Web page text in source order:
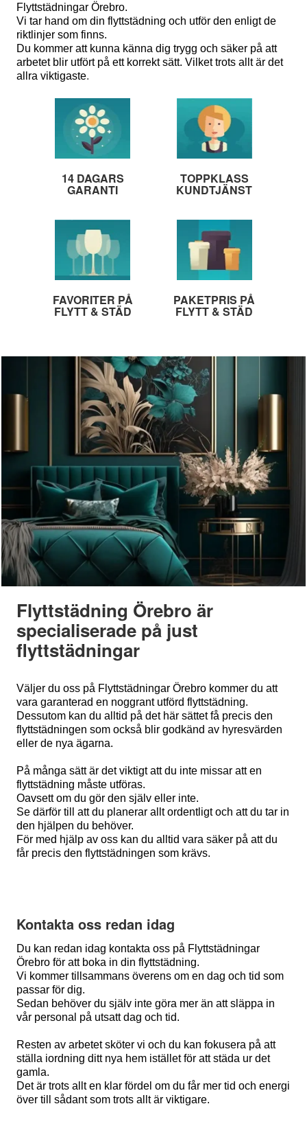
Flyttstädningar Örebro.
Vi tar hand om din flyttstädning och utför den enligt de
riktlinjer som finns.
Du kommer att kunna känna dig trygg och säker på att
arbetet blir utfört på ett korrekt sätt. Vilket trots allt är det
allra viktigaste.
14 DAGARS
GARANTI
TOPPKLASS
KUNDTJÄNST
FAVORITER PÅ
FLYTT & STÄD
PAKETPRIS PÅ
FLYTT & STÄD
Flyttstädning Örebro är
specialiserade på just
flyttstädningar
Väljer du oss på Flyttstädningar Örebro kommer du att
vara garanterad en noggrant utförd flyttstädning.
Dessutom kan du alltid på det här sättet få precis den
flyttstädningen som också blir godkänd av hyresvärden
eller de nya ägarna.
På många sätt är det viktigt att du inte missar att en
flyttstädning måste utföras.
Oavsett om du gör den själv eller inte.
Se därför till att du planerar allt ordentligt och att du tar in
den hjälpen du behöver.
För med hjälp av oss kan du alltid vara säker på att du
får precis den flyttstädningen som krävs.
Kontakta oss redan idag
Du kan redan idag kontakta oss på Flyttstädningar
Örebro för att boka in din flyttstädning.
Vi kommer tillsammans överens om en dag och tid som
passar för dig.
Sedan behöver du själv inte göra mer än att släppa in
vår personal på utsatt dag och tid.
Resten av arbetet sköter vi och du kan fokusera på att
ställa iordning ditt nya hem istället för att städa ur det
gamla.
Det är trots allt en klar fördel om du får mer tid och energi
över till sådant som trots allt är viktigare.